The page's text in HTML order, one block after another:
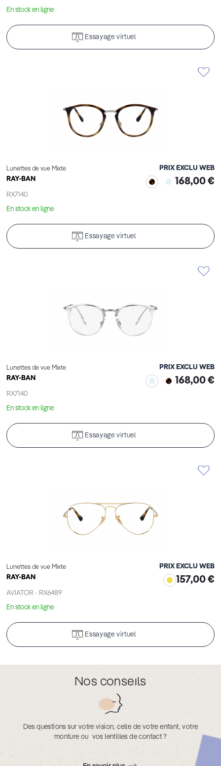
En stock en ligne
Essayage virtuel
Lunettes de vue Mixte
RAY-BAN
RX7140
PRIX EXCLU WEB
168,00 €
En stock en ligne
Essayage virtuel
Lunettes de vue Mixte
RAY-BAN
RX7140
PRIX EXCLU WEB
168,00 €
En stock en ligne
Essayage virtuel
Lunettes de vue Mixte
RAY-BAN
AVIATOR - RX6489
PRIX EXCLU WEB
157,00 €
En stock en ligne
Essayage virtuel
Nos conseils
Des questions sur votre vision, celle de votre enfant, votre
monture ou vos lentilles de contact ?